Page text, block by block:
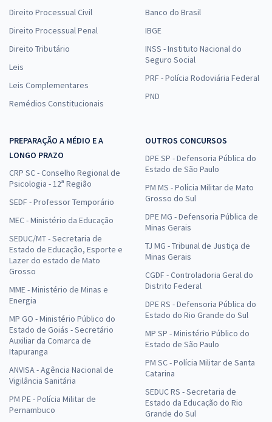
Direito Processual Civil
Direito Processual Penal
Direito Tributário
Leis
Leis Complementares
Remédios Constitucionais
Banco do Brasil
IBGE
INSS - Instituto Nacional do
Seguro Social
PRF - Polícia Rodoviária Federal
PND
PREPARAÇÃO A MÉDIO E A
LONGO PRAZO
CRP SC - Conselho Regional de
Psicologia - 12ª Região
SEDF - Professor Temporário
MEC - Ministério da Educação
SEDUC/MT - Secretaria de
Estado de Educação, Esporte e
Lazer do estado de Mato
Grosso
MME - Ministério de Minas e
Energia
MP GO - Ministério Público do
Estado de Goiás - Secretário
Auxiliar da Comarca de
Itapuranga
ANVISA - Agência Nacional de
Vigilância Sanitária
PM PE - Polícia Militar de
Pernambuco
OUTROS CONCURSOS
DPE SP - Defensoria Pública do
Estado de São Paulo
PM MS - Polícia Militar de Mato
Grosso do Sul
DPE MG - Defensoria Pública de
Minas Gerais
TJ MG - Tribunal de Justiça de
Minas Gerais
CGDF - Controladoria Geral do
Distrito Federal
DPE RS - Defensoria Pública do
Estado do Rio Grande do Sul
MP SP - Ministério Público do
Estado de São Paulo
PM SC - Polícia Militar de Santa
Catarina
SEDUC RS - Secretaria de
Estado da Educação do Rio
Grande do Sul